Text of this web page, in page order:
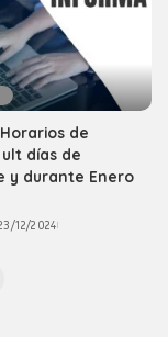
Horarios de
días de
y durante Enero
12/2024